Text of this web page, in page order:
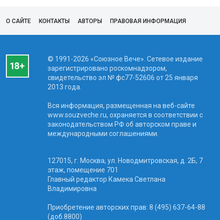
О САЙТЕ КОНТАКТЫ АВТОРЫ ПРАВОВАЯ ИНФОРМАЦИЯ
© 1991-2026 «Союзное Вече». Сетевое издание
зарегистрировано роскомнадзором,
свидетельство эл № фc77-52606 от 25 января
2013 года.
Вся информация, размещенная на веб-сайте
www.souzveche.ru, охраняется в соответствии с
законодательством РФ об авторском праве и
международными соглашениями.
127015, г. Москва, ул. Новодмитровская, д. 2Б, 7
этаж, помещение 701
Главный редактор Камека Светлана
Владимировна
Приобретение авторских прав: 8 (495) 637-64-88
(доб.8800)